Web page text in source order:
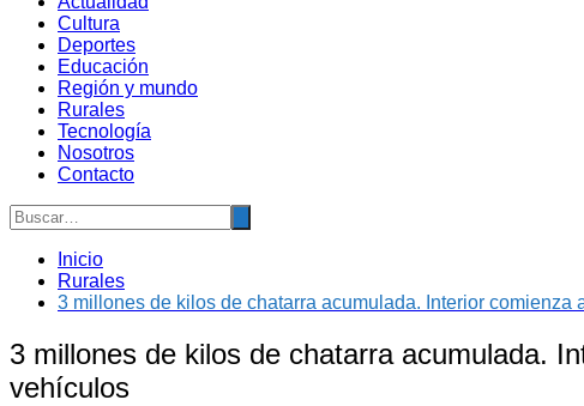
Cultura
Deportes
Educación
Región y mundo
Rurales
Tecnología
Nosotros
Contacto
Inicio
Rurales
3 millones de kilos de chatarra acumulada. Interior
3 millones de kilos de chatarra acumulada.
vehículos